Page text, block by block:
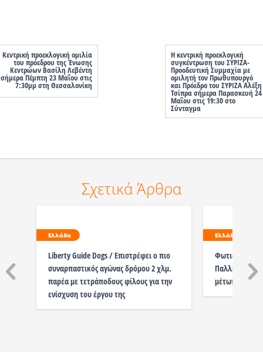
Κεντρική προεκλογική ομιλία
του πρόεδρου της Ένωσης
Κεντρώων Βασίλη Λεβέντη
σήμερα Πέμπτη 23 Μαΐου στις
7:30μμ στη Θεσσαλονίκη
Η κεντρική προεκλογική
συγκέντρωση του ΣΥΡΙΖΑ-
Προοδευτική Συμμαχία με
ομιλητή τον Πρωθυπουργό
και Πρόεδρο του ΣΥΡΙΖΑ Αλέξη
Τσίπρα σήμερα Παρασκευή 24
Μαΐου στις 19:30 στο
Σύνταγμα
Σχετικά Άρθρα
Ελλάδα
Liberty Guide Dogs / Επιστρέφει ο πιο
συναρπαστικός αγώνας δρόμου 2 χλμ.
παρέα με τετράποδους φίλους για την
ενίσχυση του έργου της
Ελλάδα
Φωτιά:
Παλλήνη - Πώς
μέτωπα στην